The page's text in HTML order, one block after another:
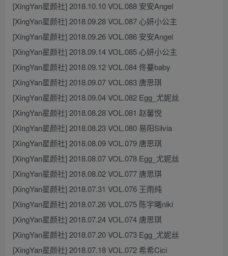
[XingYan星颜社] 2018.10.10 VOL.088 安安Angel
[XingYan星颜社] 2018.09.28 VOL.087 心妍小公主
[XingYan星颜社] 2018.09.26 VOL.086 安安Angel
[XingYan星颜社] 2018.09.14 VOL.085 心妍小公主
[XingYan星颜社] 2018.09.12 VOL.084 佟蔓baby
[XingYan星颜社] 2018.09.07 VOL.083 唐思琪
[XingYan星颜社] 2018.09.04 VOL.082 Egg_尤妮丝
[XingYan星颜社] 2018.08.28 VOL.081 赵馨悦
[XingYan星颜社] 2018.08.23 VOL.080 易阳Silvia
[XingYan星颜社] 2018.08.09 VOL.079 唐思琪
[XingYan星颜社] 2018.08.07 VOL.078 Egg_尤妮丝
[XingYan星颜社] 2018.08.02 VOL.077 唐思琪
[XingYan星颜社] 2018.07.31 VOL.076 王雨纯
[XingYan星颜社] 2018.07.26 VOL.075 陈宇曦niki
[XingYan星颜社] 2018.07.24 VOL.074 唐思琪
[XingYan星颜社] 2018.07.20 VOL.073 Egg_尤妮丝
[XingYan星颜社] 2018.07.18 VOL.072 希希Cici